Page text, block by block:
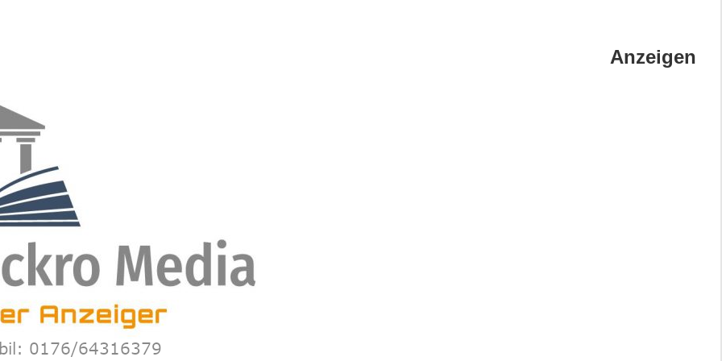
Anzeigen